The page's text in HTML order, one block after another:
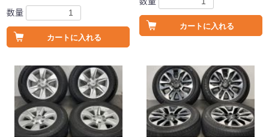
数量
カートに入れる
カートに入れる